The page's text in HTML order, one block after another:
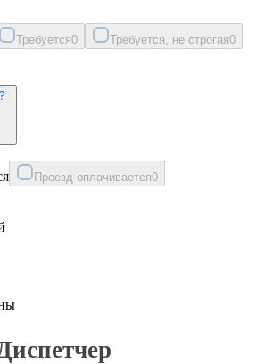
Требуется0 Требуется, не строгая0
Проезд оплачивается0